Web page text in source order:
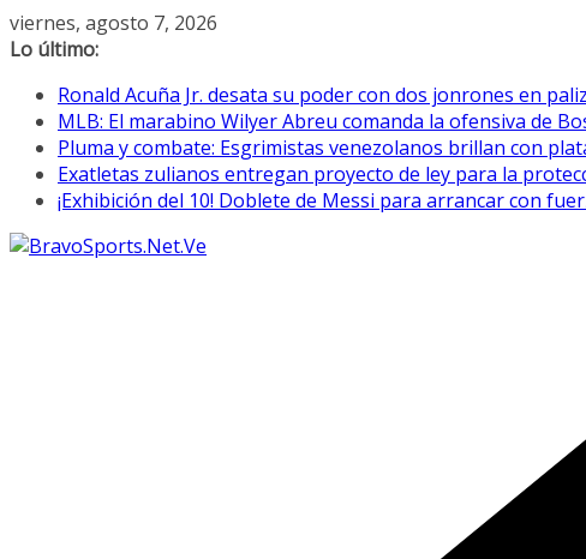
Saltar
al
viernes, agosto 7, 2026
Lo último:
Ronald Acuña Jr. desata su poder con dos jonrones en
MLB: El marabino Wilyer Abreu comanda la ofensiva de
Pluma y combate: Esgrimistas venezolanos brillan con
Exatletas zulianos entregan proyecto de ley para la
¡Exhibición del 10! Doblete de Messi para arrancar con